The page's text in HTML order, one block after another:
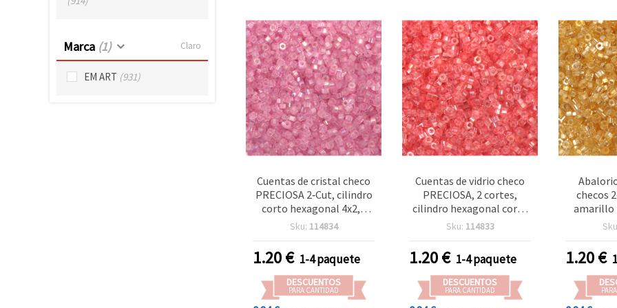
Marca (1) Claro
EM ART (931)
Cuentas de cristal checo
PRECIOSA 2‑Cut, cilindro
corto hexagonal 4x2,5
mm, agujero 1,5 mm,
rosa pulido al fuego, 10 g
(±150 uds)
Sku: 114834
1.20€ 1-4 paquete
DESCUENTOS
PARA CANTIDAD
Cuentas de vidrio checo
PRECIOSA, 2 cortes,
cilindro hexagonal corto
4x2,5 mm, agujero 1,5
flamenco transparente –
10 g ±150 uds
Sku: 114833
1.20€ 1-4 paquete
DESCUENTOS
PARA CANTIDAD
checos
amarillo
pulido al
mm,
g
bisutería
1.20€